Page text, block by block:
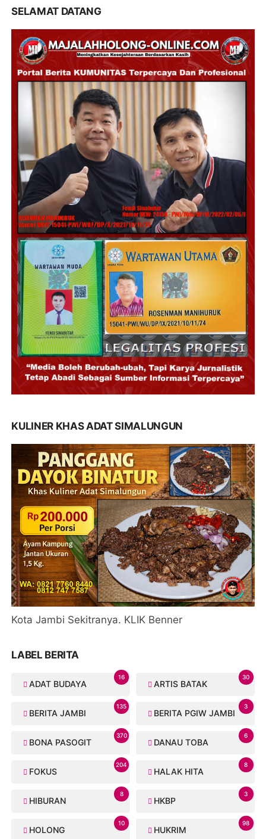
SELAMAT DATANG
KULINER KHAS ADAT SIMALUNGUN
Kota Jambi Sekitranya. KLIK Benner
LABEL BERITA
ADAT BUDAYA
16
ARTIS BATAK
30
BERITA JAMBI
135
BERITA PGIW JAMBI
3
BONA PASOGIT
370
DANAU TOBA
6
FOKUS
204
HALAK HITA
8
HIBURAN
8
HKBP
3
HOLONG
10
HUKRIM
98